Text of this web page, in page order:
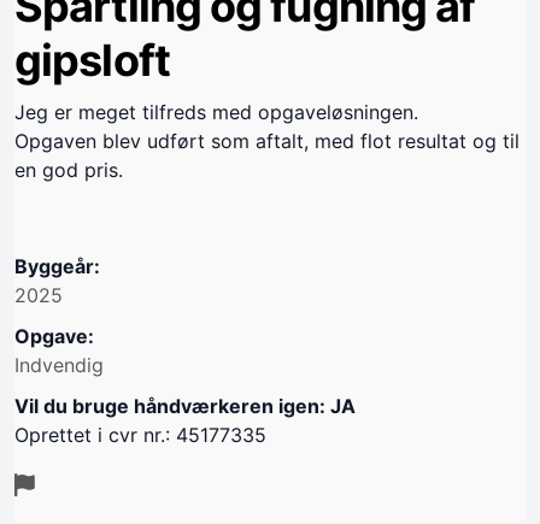
gipsloft
Jeg er meget tilfreds med opgaveløsningen.
Opgaven blev udført som aftalt, med flot resultat og til
en god pris.
Byggeår:
2025
Opgave:
Indvendig
Vil du bruge håndværkeren igen: JA
Oprettet i cvr nr.: 45177335